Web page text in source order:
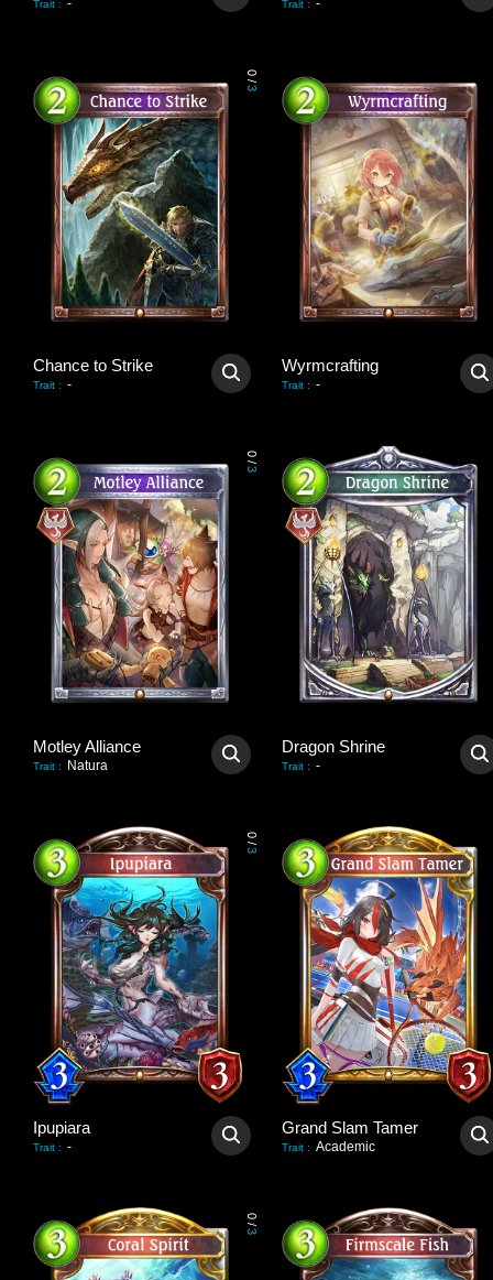
Trait : - Trait : -
0
/
3
Chance to Strike
Trait : -
Wyrmcrafting
Trait : -
0
/
3
Motley Alliance
Trait : Natura
Dragon Shrine
Trait : -
0
/
3
Ipupiara
Trait : -
Grand Slam Tamer
Trait : Academic
0
/
3